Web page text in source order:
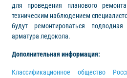
для проведения планового
техническим наблюдением
будут ремонтироваться
арматура ледокола.
Дополнительная информация:
Классификационное общество